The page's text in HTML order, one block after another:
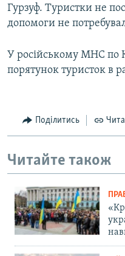
Гурзуф. Туристки не
допомоги не
У російському МНС по
порятунок туристок в
Поділитись
Читайте також